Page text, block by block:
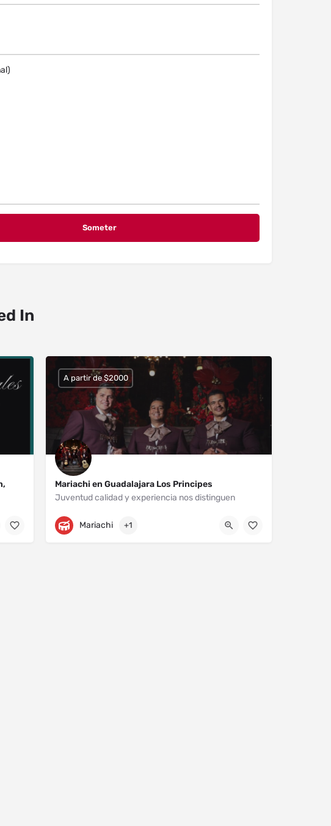
In
Mariachi en Guadalajara Los Principes
Juventud calidad y experiencia nos distinguen
Zapopan
A partir de $2000
Mariachi +1